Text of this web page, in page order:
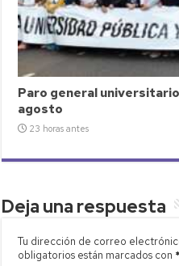
Paro general
agosto
23 horas antes
Deja una respuesta
Tu dirección de correo
obligatorios están marcados con *